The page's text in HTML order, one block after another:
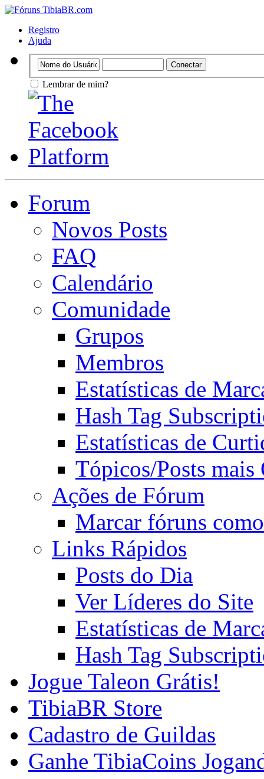
Registro
Ajuda
Lembrar de mim?
Forum
Novos Posts
FAQ
Calendário
Comunidade
Grupos
Membros
Estatísticas de
Hash Tag
Estatísticas de
Tópicos/Posts mais
Ações de Fórum
Marcar fóruns
Links Rápidos
Posts do Dia
Ver Líderes do Site
Estatísticas de
Hash Tag
Jogue Taleon Grátis!
TibiaBR Store
Cadastro de Guildas
Ganhe TibiaCoins